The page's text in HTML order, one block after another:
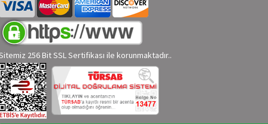
256 Bit SSL Sertifikası ile korunmaktadır..